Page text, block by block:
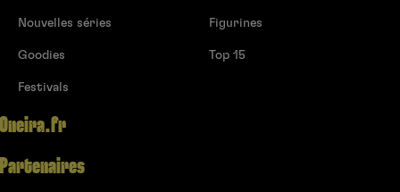
Nouvelles séries
Goodies
Festivals
Figurines
Top 15
Oneira.fr
Partenaires